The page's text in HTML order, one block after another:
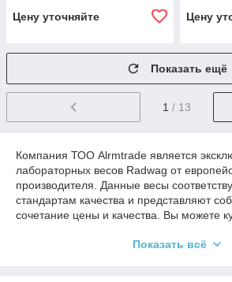
Цену уточняйте Цену
Показать ещё
1 / 13
Компания ТОО Alrmtrade является
лабораторных весов Radwag от
производителя. Данные весы
стандартам качества и представляют
сочетание цены и качества. Вы можете
лабораторные аналитические весы
Показать всё